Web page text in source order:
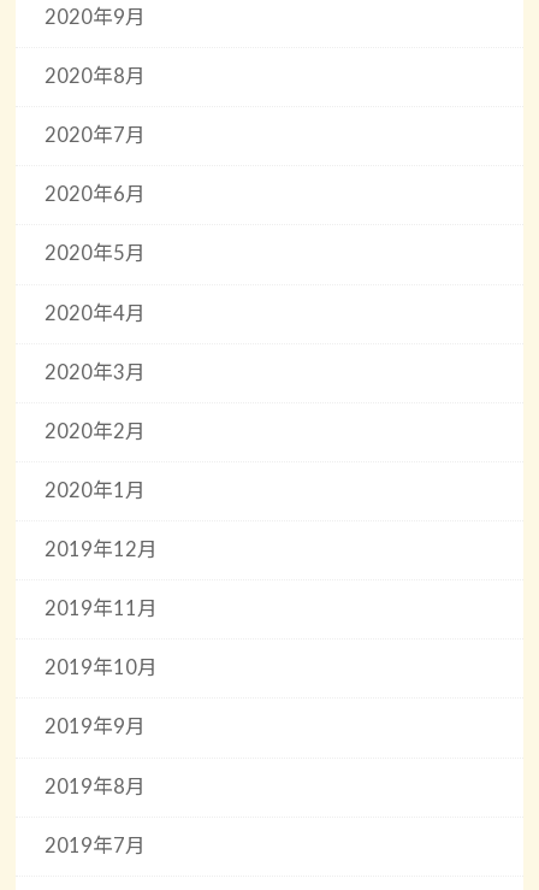
2020年9月
2020年8月
2020年7月
2020年6月
2020年5月
2020年4月
2020年3月
2020年2月
2020年1月
2019年12月
2019年11月
2019年10月
2019年9月
2019年8月
2019年7月